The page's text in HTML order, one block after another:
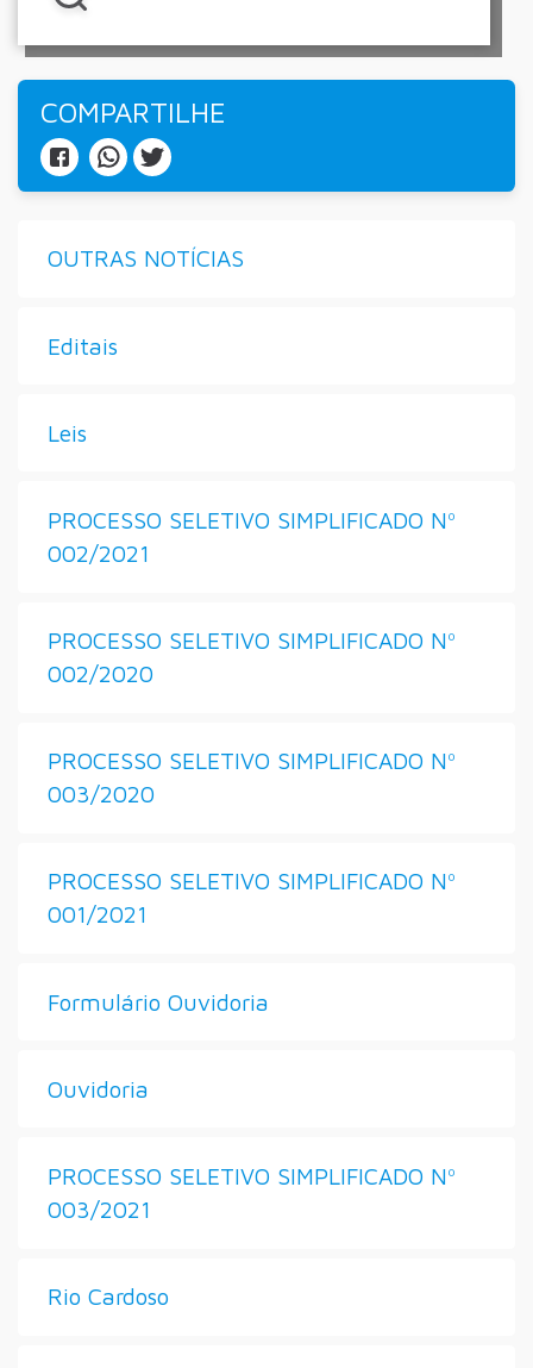
COMPARTILHE
OUTRAS NOTÍCIAS
Editais
Leis
PROCESSO SELETIVO SIMPLIFICADO Nº
002/2021
PROCESSO SELETIVO SIMPLIFICADO Nº
002/2020
PROCESSO SELETIVO SIMPLIFICADO Nº
003/2020
PROCESSO SELETIVO SIMPLIFICADO Nº
001/2021
Formulário Ouvidoria
Ouvidoria
PROCESSO SELETIVO SIMPLIFICADO Nº
003/2021
Rio Cardoso